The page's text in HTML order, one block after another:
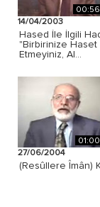
14/04/2003
Hased İle İlgili
"Birbirinize Haset
Etmeyiniz, Al…
27/06/2004
(Resûllere Îmân)